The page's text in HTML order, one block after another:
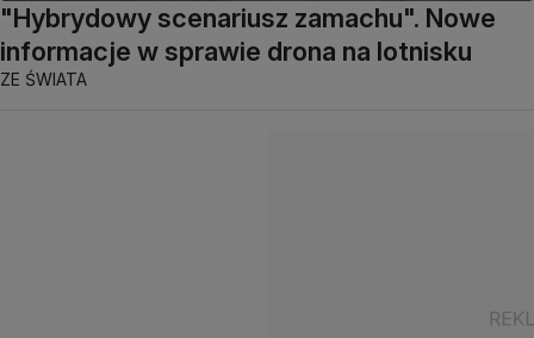
"Hybrydowy scenariusz zamachu". Nowe
informacje w sprawie drona na lotnisku
ZE ŚWIATA